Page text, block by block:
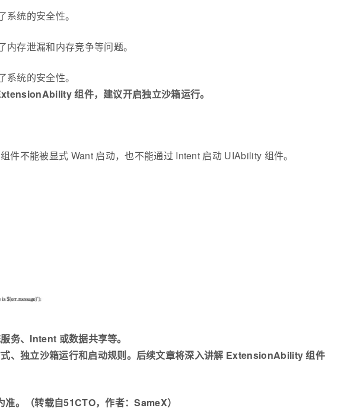
统的安全性。
存泄漏和内存竞争等问题。
统的安全性。
组件，建议开启独立沙箱运行。
件不能被显式 Want 启动，也不能通过 Intent 启动 UIAbility 组件。
务、Intent 或数据共享等。
、独立沙箱运行和启动规则。后续文章将深入讲解 ExtensionAbility 组件
。（转载自51CTO，作者：SameX）